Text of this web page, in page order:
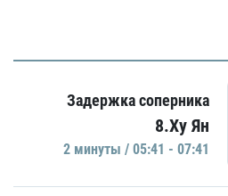
Задержка соперника
8.Ху Ян
2 минуты / 05:41 - 07:41